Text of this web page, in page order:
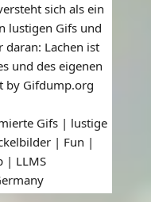
sich als ein
lustigen Gifs und
Lachen ist
und des eigenen
by Gifdump.org
Gifs | lustige
| Fun |
| LLMS